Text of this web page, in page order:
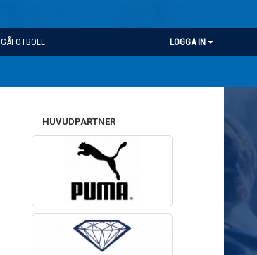
GÅFOTBOLL LOGGA IN
HUVUDPARTNER